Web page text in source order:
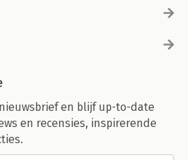
en blijf up-to-date
en recensies, inspirerende